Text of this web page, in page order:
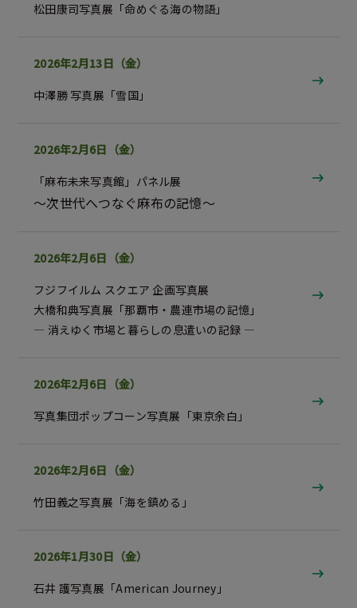
松田康司写真展 「命めぐる海の物語」
2026年2月13日（金）
中澤勝 写真展「雪国」
2026年2月6日（金）
「麻布未来写真館」パネル展
～次世代へつなぐ麻布の記憶～
2026年2月6日（金）
フジフイルム スクエア 企画写真展
大橋和典写真展「那覇市・農連市場の記憶」
― 消えゆく市場と暮らしの息遣いの記録 ―
2026年2月6日（金）
写真集団ポップコーン写真展「東京余白」
2026年2月6日（金）
竹田義之写真展「海を鎮める」
2026年1月30日（金）
石井 護写真展「American Journey」